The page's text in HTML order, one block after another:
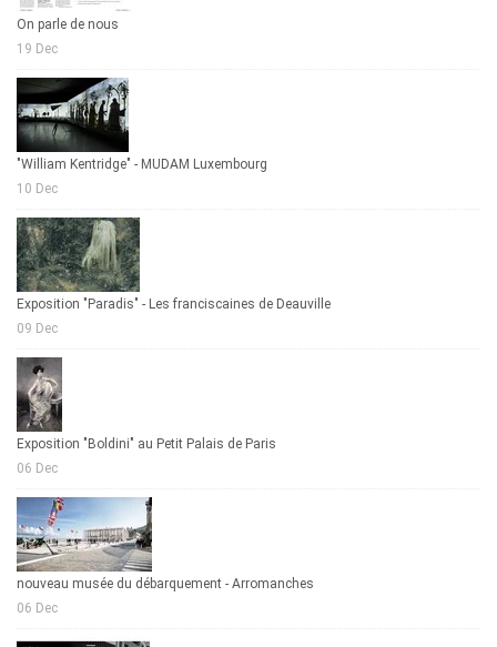
On parle de nous
19 Dec
"William Kentridge" - MUDAM Luxembourg
10 Dec
Exposition "Paradis" - Les franciscaines de Deauville
09 Dec
Exposition "Boldini" au Petit Palais de Paris
06 Dec
nouveau musée du débarquement - Arromanches
06 Dec